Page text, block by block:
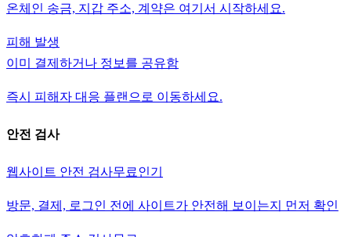
온체인 송금, 지갑 주소, 계약은 여기서 시작하세요.
피해 발생
이미 결제하거나 정보를 공유함
즉시 피해자 대응 플랜으로 이동하세요.
안전 검사
웹사이트 안전 검사무료인기
방문, 결제, 로그인 전에 사이트가 안전해 보이는지 먼저 확인